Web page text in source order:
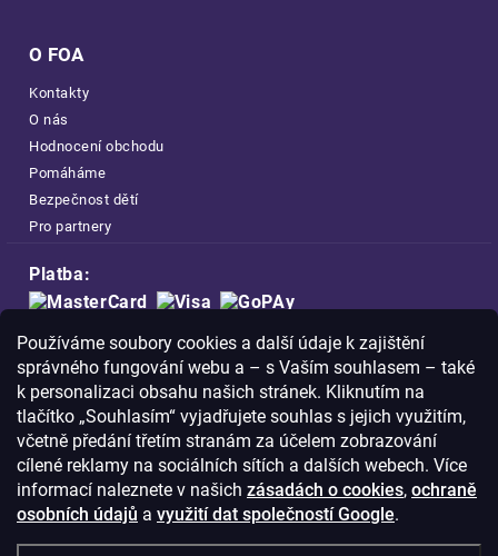
Používáme soubory cookies a další údaje k zajištění
správného fungování webu a – s Vaším souhlasem – také
k personalizaci obsahu našich stránek. Kliknutím na
tlačítko „Souhlasím“ vyjadřujete souhlas s jejich využitím,
včetně předání třetím stranám za účelem zobrazování
cílené reklamy na sociálních sítích a dalších webech. Více
informací naleznete v našich zásadách o cookies, ochraně
osobních údajů a využití dat společností Google.
O FOA
Kontakty
O nás
Hodnocení obchodu
Pomáháme
Bezpečnost dětí
Pro partnery
Platba:
Doprava:
Nakupujte na FOA bezpečně a bez obav.
Díky HTTPS protokolu jsou Vaše citlivá
data v naprostém bezpečí.